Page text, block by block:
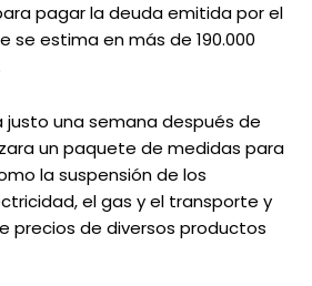
pagar la deuda emitida por el
se estima en más de 190.000
justo una semana después de
un paquete de medidas para
la suspensión de los
el gas y el transporte y
precios de diversos productos